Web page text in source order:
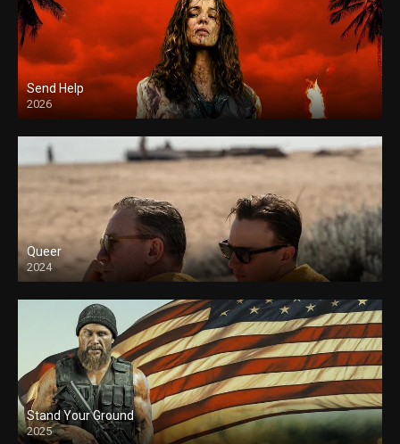
Send Help
2026
Queer
2024
Stand Your Ground
2025